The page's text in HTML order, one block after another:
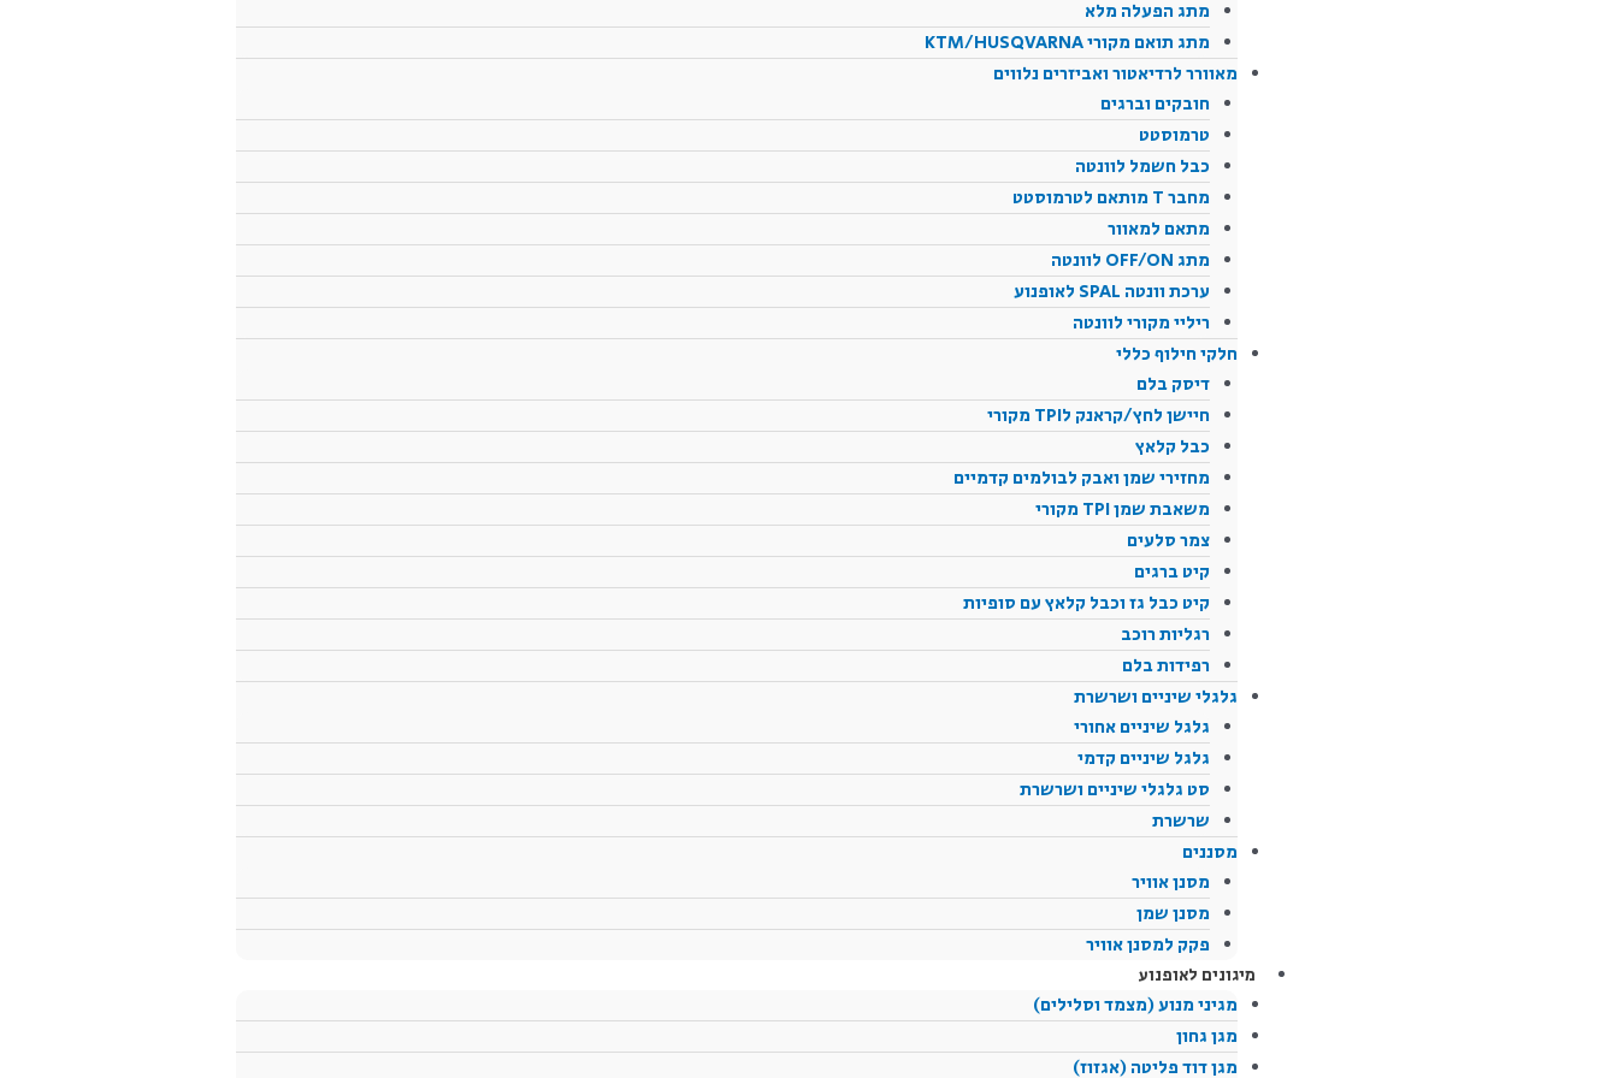
מתג הפעלה מלא
מתג תואם מקורי KTM/HUSQVARNA
מאוורר לרדיאטור ואביזרים נלווים
חובקים וברגים
טרמוסטט
כבל חשמל לוונטה
מחבר T מותאם לטרמוסטט
מתאם למאוור
מתג OFF/ON לוונטה
ערכת וונטה SPAL לאופנוע
ריליי מקורי לוונטה
חלקי חילוף כללי
דיסק בלם
חיישן לחץ/קראנק לTPI מקורי
כבל קלאץ
מחזירי שמן ואבק לבולמים קדמיים
משאבת שמן TPI מקורי
צמר סלעים
קיט ברגים
קיט כבל גז וכבל קלאץ עם סופיות
רגליות רוכב
רפידות בלם
גלגלי שיניים ושרשרת
גלגל שיניים אחורי
גלגל שיניים קדמי
סט גלגלי שיניים ושרשרת
שרשרת
מסננים
מסנן אוויר
מסנן שמן
פקק למסנן אוויר
מיגונים לאופנוע
מגיני מנוע (מצמד וסלילים)
מגן גחון
מגן דוד פליטה (אגזוז)